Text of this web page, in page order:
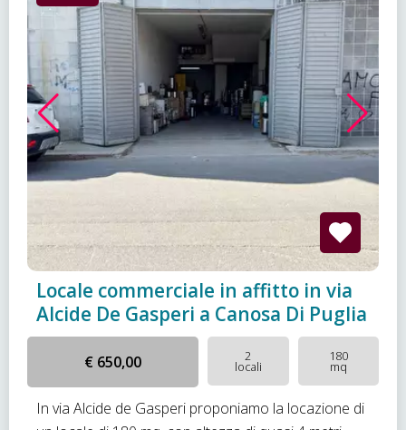
Locale commerciale in affitto in via
Alcide De Gasperi a Canosa Di Puglia
€ 650,00 2
locali
180
mq
In via Alcide de Gasperi proponiamo la locazione di